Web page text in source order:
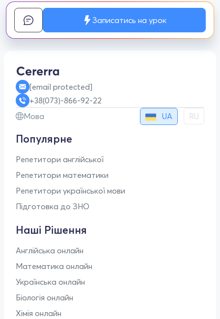
Записатись на урок
[email protected]
+38(073)-866-92-22
Мова
UA RU
Популярне
Репетитори англійської
Репетитори математики
Репетитори української мови
Підготовка до ЗНО
Наші Рішення
Англійська онлайн
Математика онлайн
Українська онлайн
Біологія онлайн
Хімія онлайн